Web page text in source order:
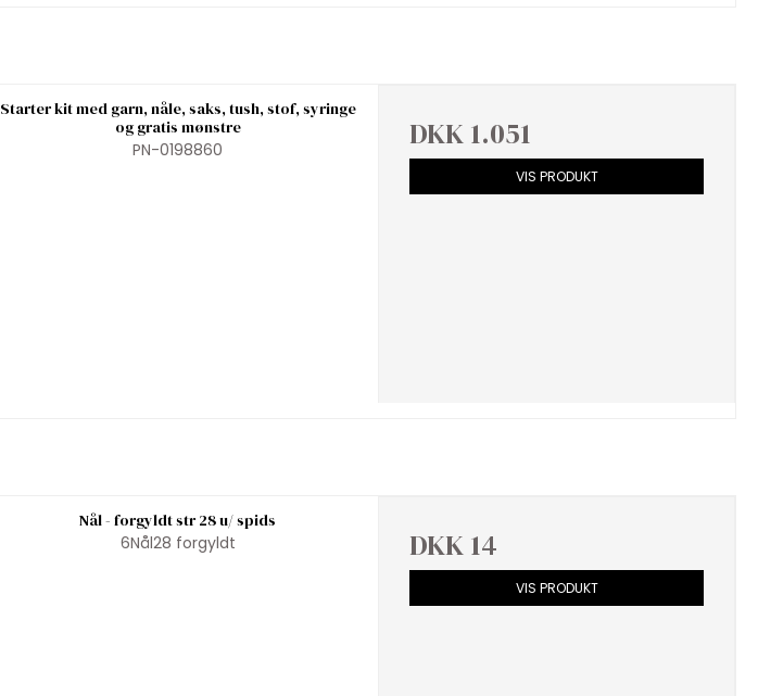
Starter kit med garn, nåle, saks, tush, stof, syringe
og gratis mønstre
PN-0198860
DKK 1.051
VIS PRODUKT
Nål - forgyldt str 28 u/ spids
6Nål28 forgyldt
DKK 14
VIS PRODUKT